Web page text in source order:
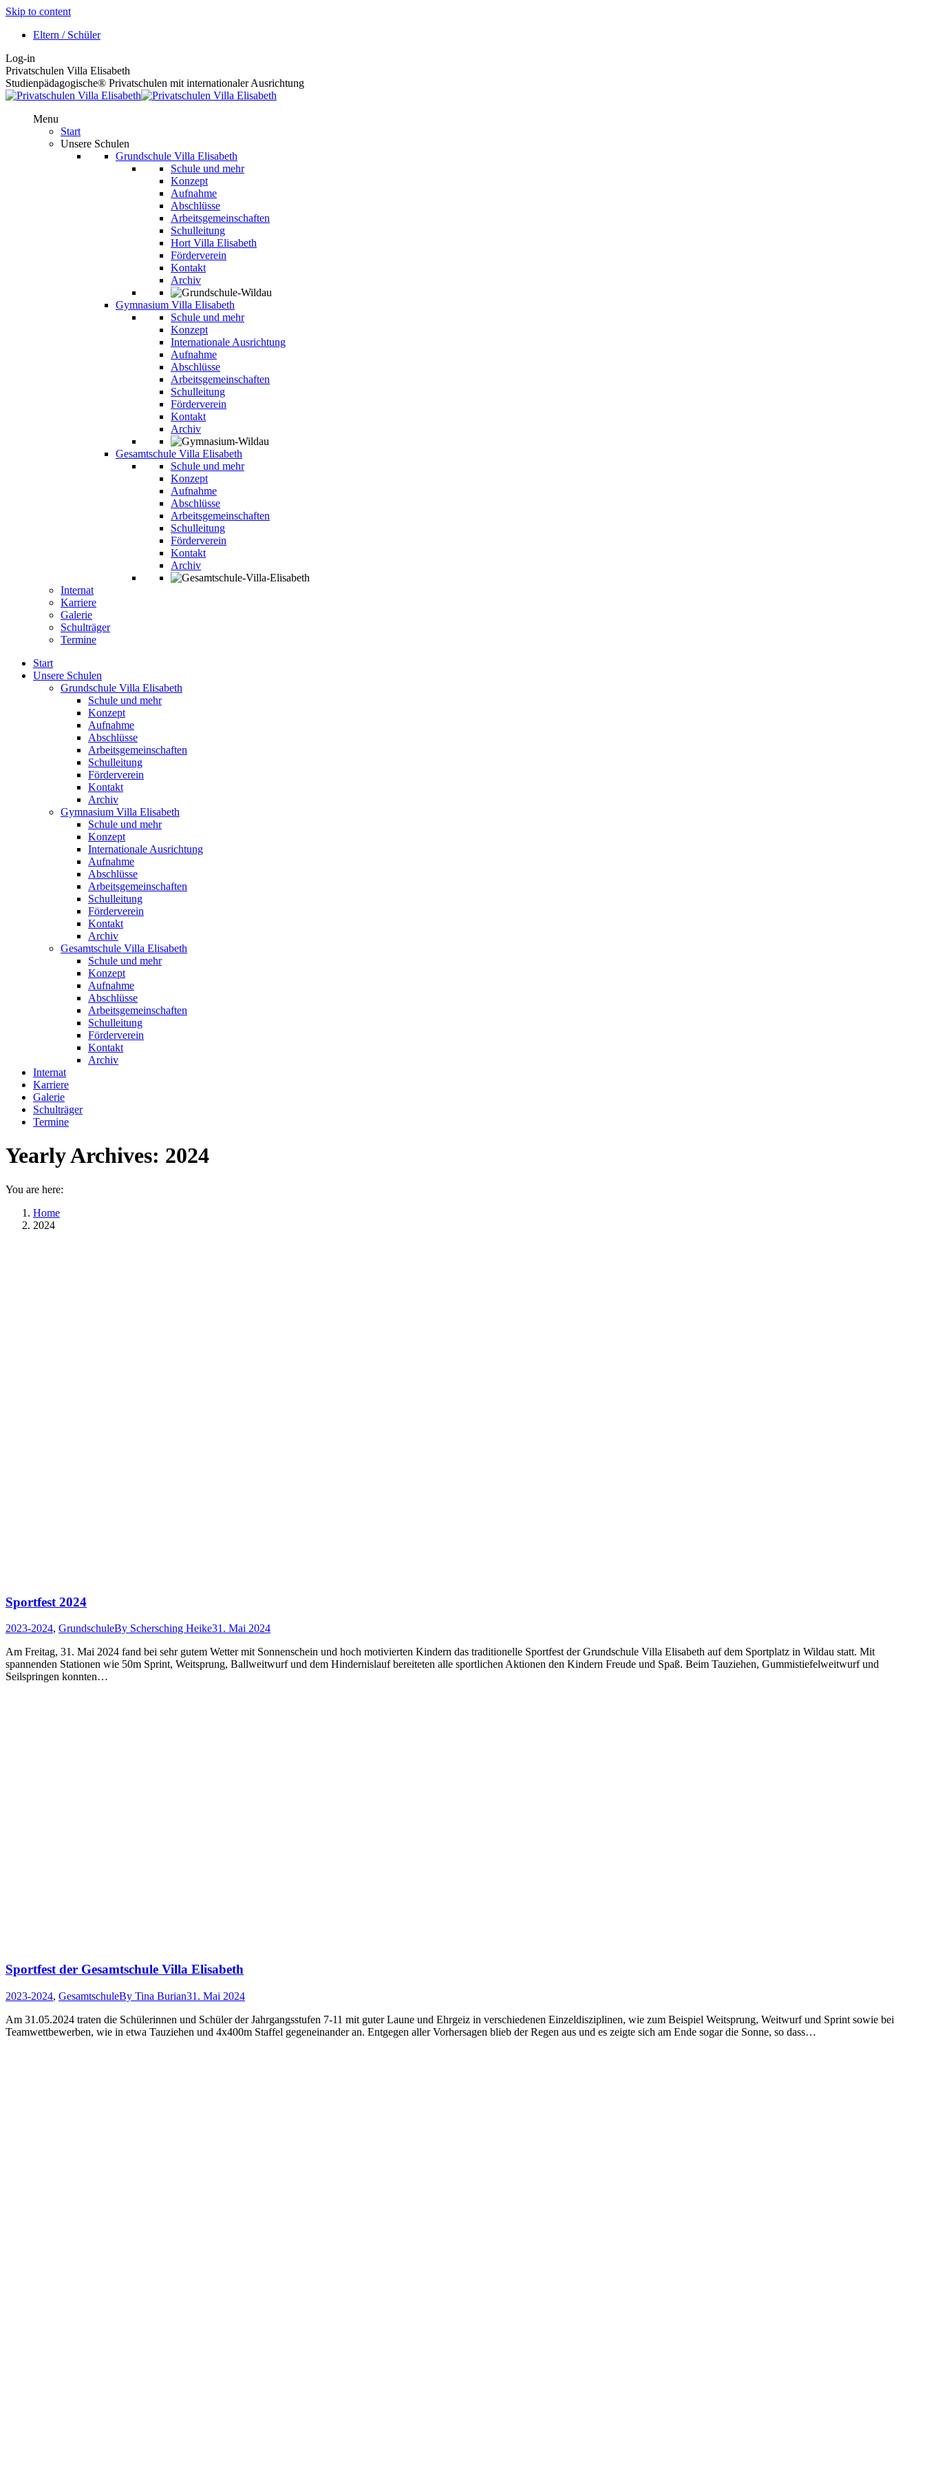
Skip to content
Eltern / Schüler
Log-in
Privatschulen Villa Elisabeth
Studienpädagogische® Privatschulen mit internationaler Ausrichtung
Menu
Start
Unsere Schulen
Grundschule Villa Elisabeth
Schule und mehr
Konzept
Aufnahme
Abschlüsse
Arbeitsgemeinschaften
Schulleitung
Hort Villa Elisabeth
Förderverein
Kontakt
Archiv
Gymnasium Villa Elisabeth
Schule und mehr
Konzept
Internationale Ausrichtung
Aufnahme
Abschlüsse
Arbeitsgemeinschaften
Schulleitung
Förderverein
Kontakt
Archiv
Gesamtschule Villa Elisabeth
Schule und mehr
Konzept
Aufnahme
Abschlüsse
Arbeitsgemeinschaften
Schulleitung
Förderverein
Kontakt
Archiv
Internat
Karriere
Galerie
Schulträger
Termine
Start
Unsere Schulen
Grundschule Villa Elisabeth
Schule und mehr
Konzept
Aufnahme
Abschlüsse
Arbeitsgemeinschaften
Schulleitung
Förderverein
Kontakt
Archiv
Gymnasium Villa Elisabeth
Schule und mehr
Konzept
Internationale Ausrichtung
Aufnahme
Abschlüsse
Arbeitsgemeinschaften
Schulleitung
Förderverein
Kontakt
Archiv
Gesamtschule Villa Elisabeth
Schule und mehr
Konzept
Aufnahme
Abschlüsse
Arbeitsgemeinschaften
Schulleitung
Förderverein
Kontakt
Archiv
Internat
Karriere
Galerie
Schulträger
Termine
Yearly Archives: 2024
You are here:
Home
2024
Sportfest 2024
2023-2024, GrundschuleBy Schersching Heike31. Mai 2024
Am Freitag, 31. Mai 2024 fand bei sehr gutem Wetter mit Sonnenschein und hoch motivierten Kindern das traditionelle Sportfest der Grundschule Villa Elisabeth auf dem Sportplatz in Wildau statt. Mit
spannenden Stationen wie 50m Sprint, Weitsprung, Ballweitwurf und dem Hindernislauf bereiteten alle sportlichen Aktionen den Kindern Freude und Spaß. Beim Tauziehen, Gummistiefelweitwurf und
Seilspringen konnten…
Sportfest der Gesamtschule Villa Elisabeth
2023-2024, GesamtschuleBy Tina Burian31. Mai 2024
Am 31.05.2024 traten die Schülerinnen und Schüler der Jahrgangsstufen 7-11 mit guter Laune und Ehrgeiz in verschiedenen Einzeldisziplinen, wie zum Beispiel Weitsprung, Weitwurf und Sprint sowie bei
Teamwettbewerben, wie in etwa Tauziehen und 4x400m Staffel gegeneinander an. Entgegen aller Vorhersagen blieb der Regen aus und es zeigte sich am Ende sogar die Sonne, so dass…